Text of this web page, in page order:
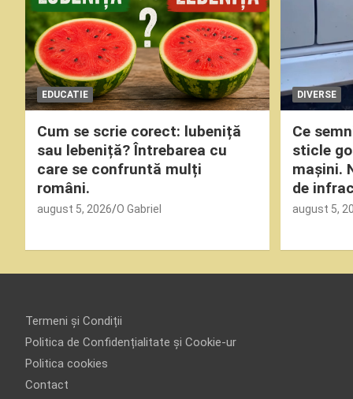
EDUCATIE
Cum se scrie corect: lubeniță
sau lebeniță? Întrebarea cu
care se confruntă mulți
români.
august 5, 2026 O Gabriel
DIVERSE
Ce
sticle
mașini.
de
august 5,
Termeni și Condiții
Politica de Confidențialitate și Cookie-ur
Politica cookies
Contact